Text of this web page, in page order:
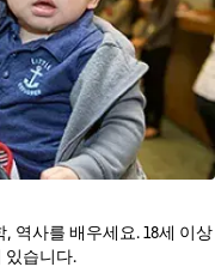
역사를 배우세요. 18세 이상
있습니다.